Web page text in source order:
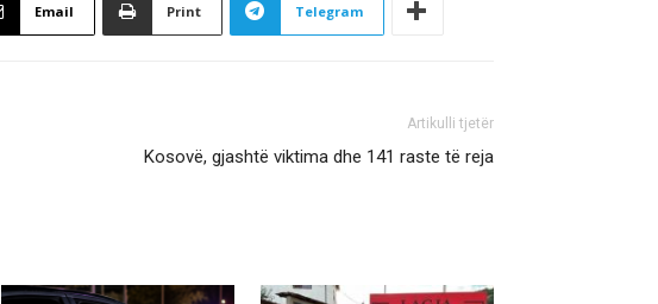
Email Print Telegram
Artikulli tjetër
Kosovë, gjashtë viktima dhe 141 raste të reja